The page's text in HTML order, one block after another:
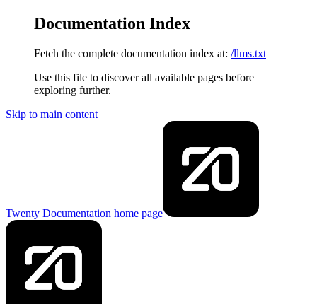
Documentation Index
Fetch the complete documentation index at: /llms.txt
Use this file to discover all available pages before
exploring further.
Skip to main content
Twenty Documentation home page